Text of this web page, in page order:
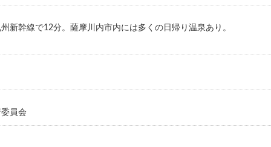
新幹線で12分。薩摩川内市内には多くの日帰り温泉あり。
員会